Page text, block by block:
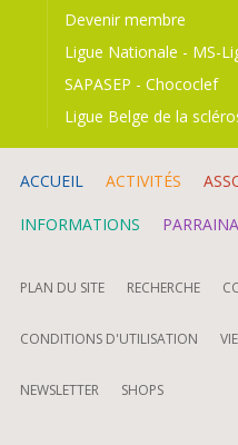
Devenir membre
Ligue Nationale - MS-
SAPASEP -Chococlef
Ligue Belge de la
ACCUEIL ACTIVITÉS
INFORMATIONS
PLAN DU SITE RECHERCHE
CONDITIONS D'UTILISATION
NEWSLETTER SHOPS